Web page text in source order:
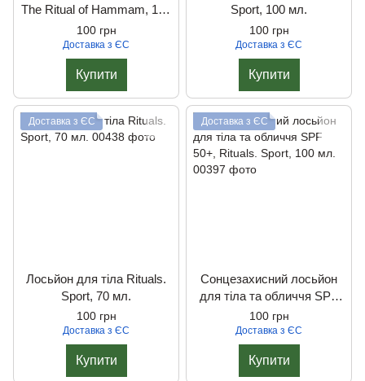
The Ritual of Hammam, 100
мл.
100 грн
Доставка з ЄС
Купити
Sport, 100 мл.
100 грн
Доставка з ЄС
Купити
Доставка з ЄС
Лосьйон для тіла Rituals.
Sport, 70 мл.
100 грн
Доставка з ЄС
Купити
Доставка з ЄС
Сонцезахисний лосьйон
для тіла та обличчя SPF
50+, Rituals. Sport, 100 мл.
100 грн
Доставка з ЄС
Купити